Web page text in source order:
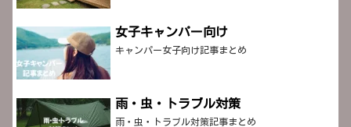
女子キャンパー向け
キャンパー女子向け記事まとめ
雨・虫・トラブル対策
雨・虫・トラブル対策記事まとめ